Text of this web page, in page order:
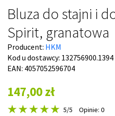
Bluza do stajni i
Spirit, granatowa
Producent: HKM
Kod u dostawcy: 132756900.1394
EAN: 4057052596704
147,00 zł
5/5 Opinie: 0